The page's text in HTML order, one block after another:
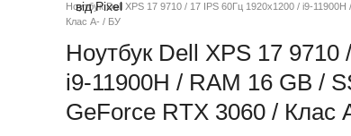
Ноутбук Dell XPS 17 9710 / 17 IPS 60Гц 1920x1200 / i9-
Клас A- / БУ
Ноутбук Dell XPS 17
i9-11900H / RAM 16 GB /
GeForce RTX 3060 / Клас